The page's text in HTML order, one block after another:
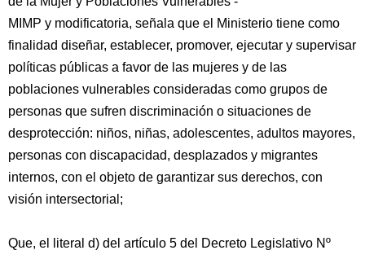
MIMP y modificatoria, señala que el Ministerio tiene como
finalidad diseñar, establecer, promover, ejecutar y supervisar
políticas públicas a favor de las mujeres y de las
poblaciones vulnerables consideradas como grupos de
personas que sufren discriminación o situaciones de
desprotección: niños, niñas, adolescentes, adultos mayores,
personas con discapacidad, desplazados y migrantes
internos, con el objeto de garantizar sus derechos, con
visión intersectorial;
Que, el literal d) del artículo 5 del Decreto Legislativo Nº